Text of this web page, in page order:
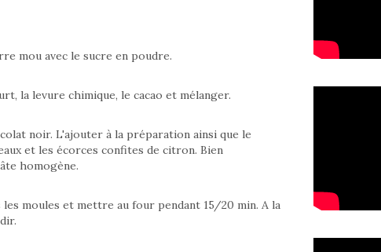
mou avec le sucre en poudre.
la levure chimique, le cacao et mélanger.
noir. L'ajouter à la préparation ainsi que le
et les écorces confites de citron. Bien
homogène.
moules et mettre au four pendant 15/20 min. A la